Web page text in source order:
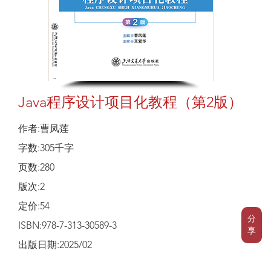
分
享
Java程序设计项目化教程（第2版）
作者:曹凤莲
字数:305千字
页数:280
版次:2
定价:54
ISBN:978-7-313-30589-3
出版日期:2025/02